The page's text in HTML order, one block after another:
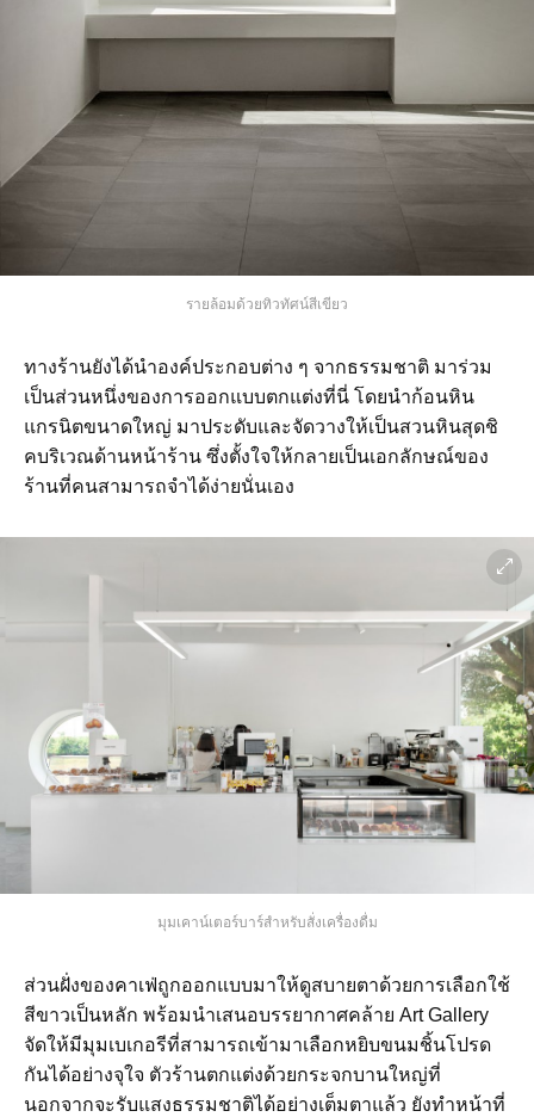
รายล้อมด้วยทิวทัศน์สีเขียว
ทางร้านยังได้นำองค์ประกอบต่าง ๆ จากธรรมชาติ มาร่วม
เป็นส่วนหนึ่งของการออกแบบตกแต่งที่นี่ โดยนำก้อนหิน
แกรนิตขนาดใหญ่ มาประดับและจัดวางให้เป็นสวนหินสุดชิ
คบริเวณด้านหน้าร้าน ซึ่งตั้งใจให้กลายเป็นเอกลักษณ์ของ
ร้านที่คนสามารถจำได้ง่ายนั่นเอง
มุมเคาน์เตอร์บาร์สำหรับสั่งเครื่องดื่ม
ส่วนฝั่งของคาเฟ่ถูกออกแบบมาให้ดูสบายตาด้วยการเลือกใช้
สีขาวเป็นหลัก พร้อมนำเสนอบรรยากาศคล้าย Art Gallery
จัดให้มีมุมเบเกอรีที่สามารถเข้ามาเลือกหยิบขนมชิ้นโปรด
กันได้อย่างจุใจ ตัวร้านตกแต่งด้วยกระจกบานใหญ่ที่
นอกจากจะรับแสงธรรมชาติได้อย่างเต็มตาแล้ว ยังทำหน้าที่